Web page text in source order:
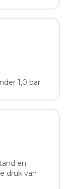
1,0 bar.
en
druk van